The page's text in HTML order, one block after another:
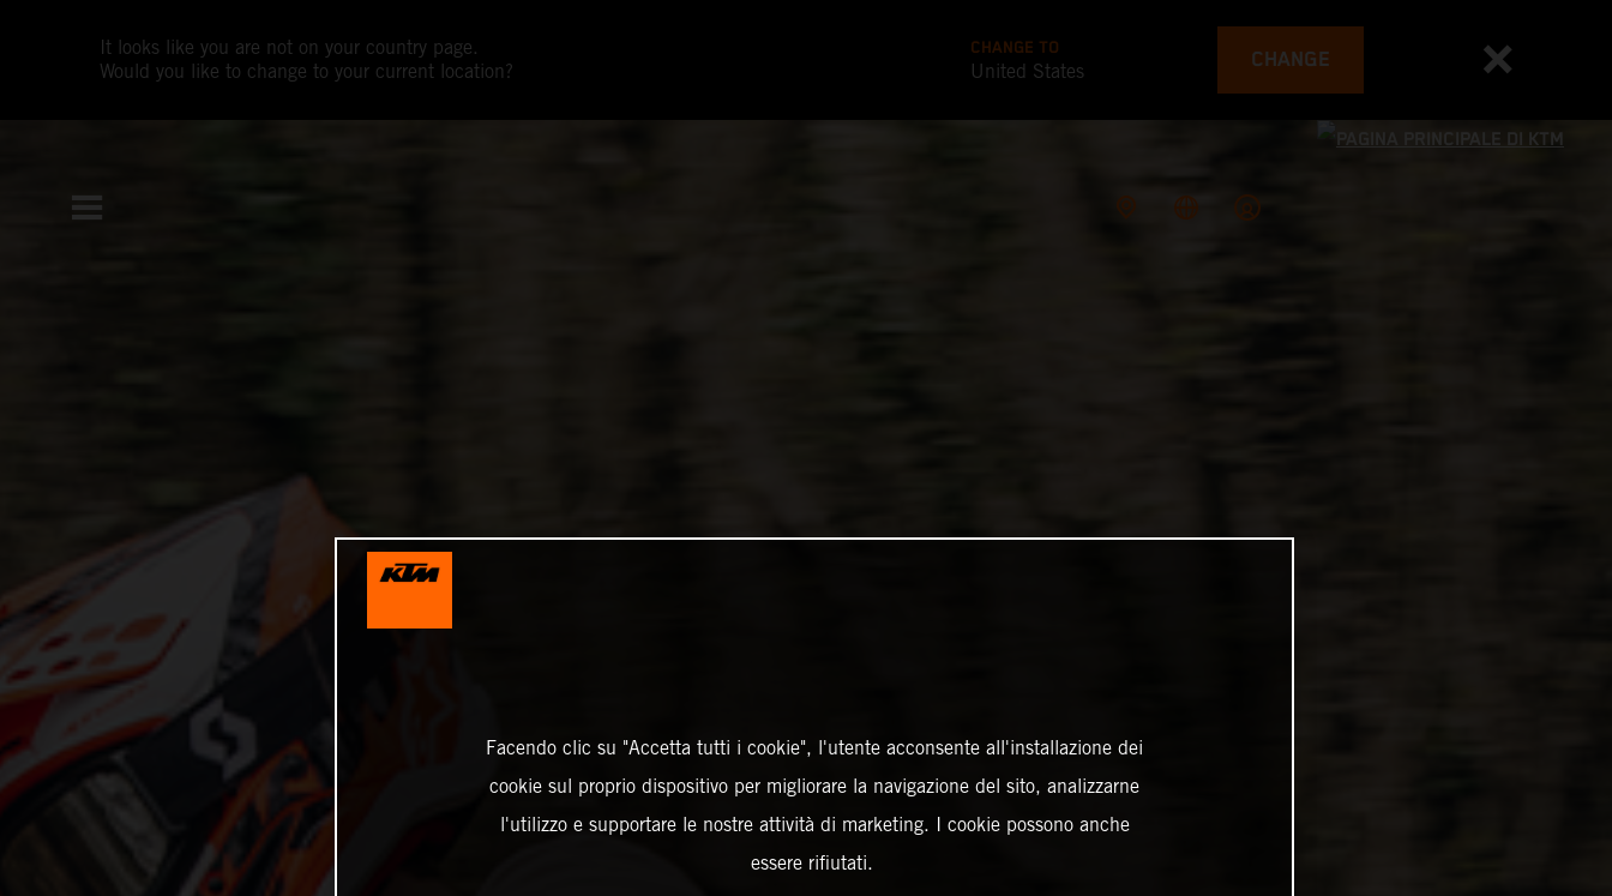
It looks like you are not on your country page.
Would you like to change to your current location?
CHANGE TO
United States CHANGE
Facendo clic su "Accetta tutti i cookie", l'utente acconsente all'installazione dei
cookie sul proprio dispositivo per migliorare la navigazione del sito, analizzarne
l'utilizzo e supportare le nostre attività di marketing. I cookie possono anche
essere rifiutati.